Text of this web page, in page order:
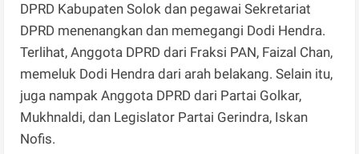
DPRD Kabupaten Solok dan pegawai Sekretariat
DPRD menenangkan dan memegangi Dodi Hendra.
Terlihat, Anggota DPRD dari Fraksi PAN, Faizal Chan,
memeluk Dodi Hendra dari arah belakang. Selain itu,
juga nampak Anggota DPRD dari Partai Golkar,
Mukhnaldi, dan Legislator Partai Gerindra, Iskan
Nofis.